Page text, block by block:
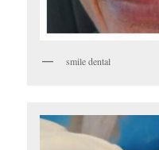
smile dental